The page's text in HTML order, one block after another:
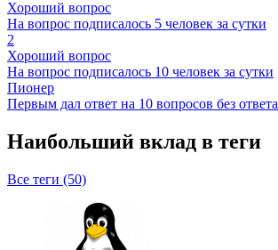
Хороший вопрос
На вопрос подписалось 5 человек за сутки
2
Хороший вопрос
На вопрос подписалось 10 человек за сутки
Пионер
Первым дал ответ на 10 вопросов без ответа
Наибольший вклад в теги
Все теги (50)